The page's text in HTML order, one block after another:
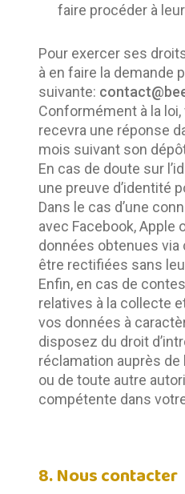
faire procéder à
Pour exercer ses
à en faire la demande
suivante:
Conformément à la
recevra une réponse
mois suivant son
En cas de doute sur
Dans le cas d’une
avec Facebook, Apple
données obtenues
Enfin, en cas de
relatives à la collecte
vos données à
disposez du droit
réclamation auprès de
ou de toute autre
compétente dans
8. Nous contacter